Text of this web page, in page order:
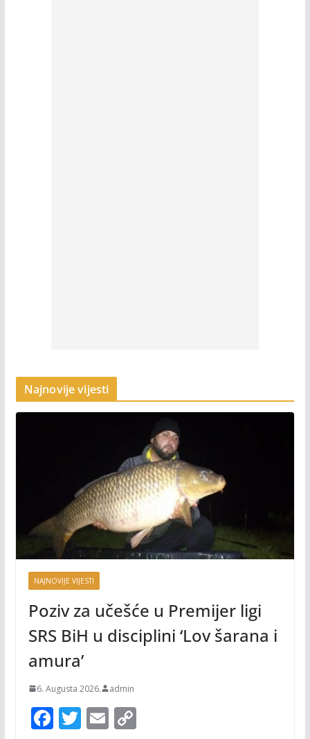
Najnovije vijesti
NAJNOVIJE VIJESTI
Poziv za učešće u Premijer ligi
SRS BiH u disciplini ‘Lov šarana i
amura’
6. Augusta 2026. admin
F T E C